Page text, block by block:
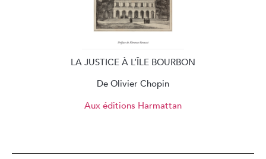
LA JUSTICE À L’ÎLE BOURBON
De Olivier Chopin
Aux éditions Harmattan